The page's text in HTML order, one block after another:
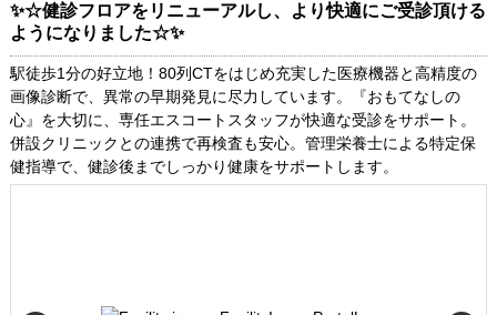
✨☆健診フロアをリニューアルし、より快適にご受診頂ける
ようになりました☆✨
駅徒歩1分の好立地！80列CTをはじめ充実した医療機器と高精度の
画像診断で、異常の早期発見に尽力しています。『おもてなしの
心』を大切に、専任エスコートスタッフが快適な受診をサポート。
併設クリニックとの連携で再検査も安心。管理栄養士による特定保
健指導で、健診後までしっかり健康をサポートします。